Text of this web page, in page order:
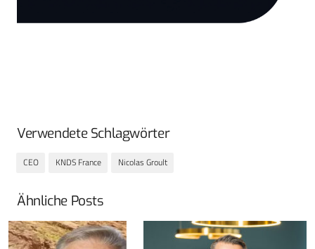
Verwendete Schlagwörter
CEO KNDS France Nicolas Groult
Ähnliche Posts